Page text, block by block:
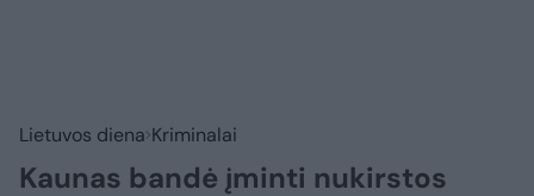
Lietuvos diena Kriminalai
Kaunas bandė įminti nukirstos